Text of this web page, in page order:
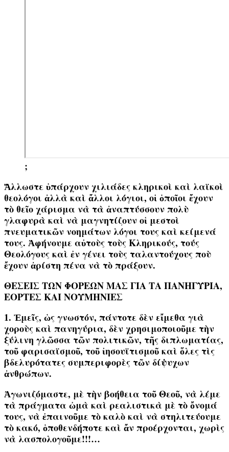
;
Ἄλλωστε ὑπάρχουνχιλιάδεςκληρικοὶ καὶ λαϊκοὶ
θεολόγοι ἀλλὰ καὶ ἄλλοι λόγιοι, οἱ ὁποῖοι ἔχουν
τὸ θεῖο χάρισμα νὰ τὰ ἀναπτύσσουν πολὺ
γλαφυρὰ καὶ νὰ μαγνητίζουν οἱ μεστοὶ
πνευματικῶν νοημάτων λόγοι τους καὶ κείμενά
τους. Ἀφήνουμε αὐτοὺς τοὺς Κληρικούς, τούς
Θεολόγους καὶ ἐν γένει τοὺς ταλαντούχους ποὺ
ἔχουν ἀρίστη πένα νὰ τὸ πράξουν.
ΘΕΣΕΙΣ ΤΩΝ ΦΟΡΕΩΝ ΜΑΣ ΓΙΑ ΤΑ ΠΑΝΗΓΥΡΙΑ,
ΕΟΡΤΕΣ ΚΑΙ ΝΟΥΜΗΝΙΕΣ
1. Ἐμεῖς, ὡς γνωστόν, πάντοτε δὲν εἴμεθα γιὰ
χοροὺς καὶ πανηγύρια, δὲν χρησιμοποιοῦμε τὴν
ξύλινη γλῶσσα τῶν πολιτικῶν, τῆς διπλωματίας,
τοῦ φαρισαϊσμοῦ, τοῦ ἰησουϊτισμοῦ καὶ ὅλεςτὶς
βδελυρότατες συμπεριφορὲς τῶν δίψυχων
ἀνθρώπων.
Ἀγωνιζόμαστε, μὲ τὴν βοήθεια τοῦ Θεοῦ, νὰ λέμε
τὰ πράγματα ὠμὰ καὶ ρεαλιστικὰ μὲ τὸ ὄνομά
τους, νὰ ἐπαινοῦμε τὸ καλὸ καὶ νὰ στηλιτεύουμε
τὸ κακό, ὁποθενδήποτε καὶ ἄν προέρχονται, χωρὶς
νὰ λασπολογοῦμε!!!…